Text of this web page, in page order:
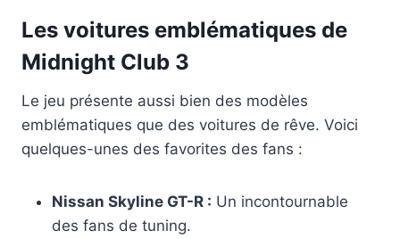
Les voitures emblématiques de
Midnight Club 3
Le jeu présente aussi bien des modèles
emblématiques que des voitures de rêve. Voici
quelques-unes des favorites des fans :
Nissan Skyline GT-R : Un incontournable
des fans de tuning.